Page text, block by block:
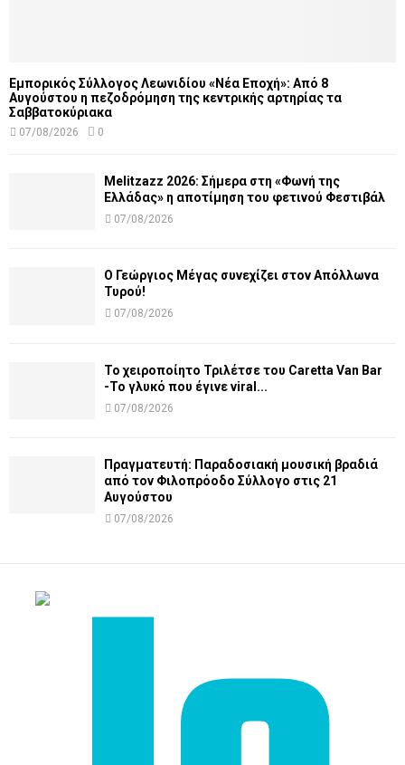
Εμπορικός Σύλλογος Λεωνιδίου «Νέα Εποχή»: Από 8
Αυγούστου η πεζοδρόμηση της κεντρικής αρτηρίας τα
Σαββατοκύριακα
07/08/2026 0
Melitzazz 2026: Σήμερα στη «Φωνή της
Ελλάδας» η αποτίμηση του φετινού Φεστιβάλ
07/08/2026
Ο Γεώργιος Μέγας συνεχίζει στον Απόλλωνα
Τυρού!
07/08/2026
Το χειροποίητο Τριλέτσε του Caretta Van Bar
-Το γλυκό που έγινε viral...
07/08/2026
Πραγματευτή: Παραδοσιακή μουσική βραδιά
από τον Φιλοπρόοδο Σύλλογο στις 21
Αυγούστου
07/08/2026